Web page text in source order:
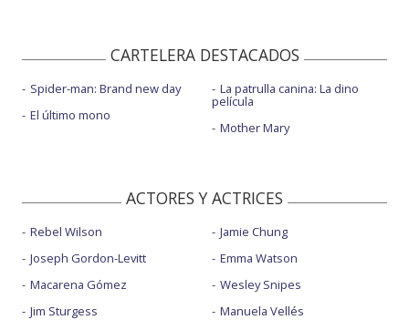
CARTELERA DESTACADOS
Spider-man: Brand new day
El último mono
La patrulla canina: La dino
película
Mother Mary
ACTORES Y ACTRICES
Rebel Wilson
Joseph Gordon-Levitt
Macarena Gómez
Jim Sturgess
Jamie Chung
Emma Watson
Wesley Snipes
Manuela Vellés